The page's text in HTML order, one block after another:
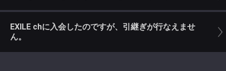
EXILE chに入会したのですが、引継ぎが行なえませ
ん。